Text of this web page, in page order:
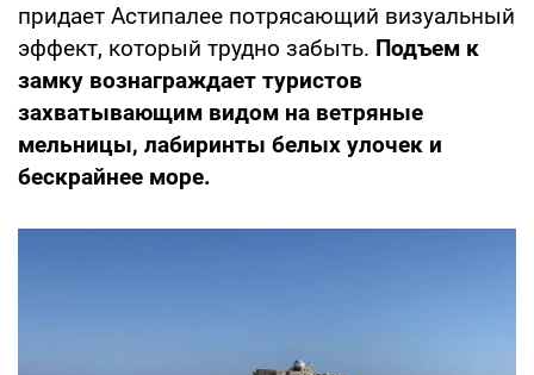
придает Астипалее потрясающий визуальный
эффект, который трудно забыть. Подъем к
замку вознаграждает туристов
захватывающим видом на ветряные
мельницы, лабиринты белых улочек и
бескрайнее море.